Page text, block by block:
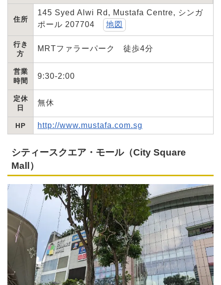
住所
145 Syed Alwi Rd, Mustafa Centre, シンガ
ポール 207704
地図
行き
方
MRTファラーパーク 徒歩4分
営業
時間
9:30-2:00
定休
日
無休
HP http://www.mustafa.com.sg
シティースクエア・モール（City Square
Mall）